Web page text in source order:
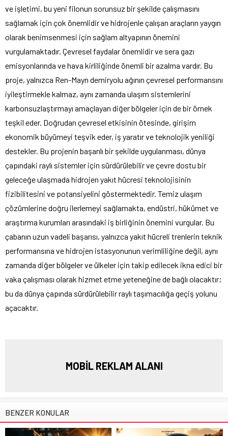
ve işletimi, bu yeni filonun sorunsuz bir şekilde çalışmasını
sağlamak için çok önemlidir ve hidrojenle çalışan araçların yaygın
olarak benimsenmesi için sağlam altyapının önemini
vurgulamaktadır. Çevresel faydalar önemlidir ve sera gazı
emisyonlarında ve hava kirliliğinde önemli bir azalma vardır. Bu
proje, yalnızca Ren-Mayn demiryolu ağının çevresel performansını
iyileştirmekle kalmaz, aynı zamanda ulaşım sistemlerini
karbonsuzlaştırmayı amaçlayan diğer bölgeler için de bir örnek
teşkil eder. Doğrudan çevresel etkisinin ötesinde, girişim
ekonomik büyümeyi teşvik eder, iş yaratır ve teknolojik yeniliği
destekler. Bu projenin başarılı bir şekilde uygulanması, dünya
çapındaki raylı sistemler için sürdürülebilir ve çevre dostu bir
geleceğe ulaşmada hidrojen yakıt hücresi teknolojisinin
fizibilitesini ve potansiyelini göstermektedir. Temiz ulaşım
çözümlerine doğru ilerlemeyi sağlamakta, endüstri, hükümet ve
araştırma kurumları arasındaki iş birliğinin önemini vurgular. Bu
çabanın uzun vadeli başarısı, yalnızca yakıt hücreli trenlerin teknik
performansına ve hidrojen istasyonunun verimliliğine değil, aynı
zamanda diğer bölgeler ve ülkeler için takip edilecek ikna edici bir
vaka çalışması olarak hizmet etme yeteneğine de bağlı olacaktır;
bu da dünya çapında sürdürülebilir raylı taşımacılığa geçiş yolunu
açacaktır.
MOBİL REKLAM ALANI
BENZER KONULAR